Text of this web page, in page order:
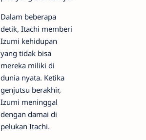
Dalam beberapa
detik, Itachi memberi
Izumi kehidupan
yang tidak bisa
mereka miliki di
dunia nyata. Ketika
genjutsu berakhir,
Izumi meninggal
dengan damai di
pelukan Itachi.